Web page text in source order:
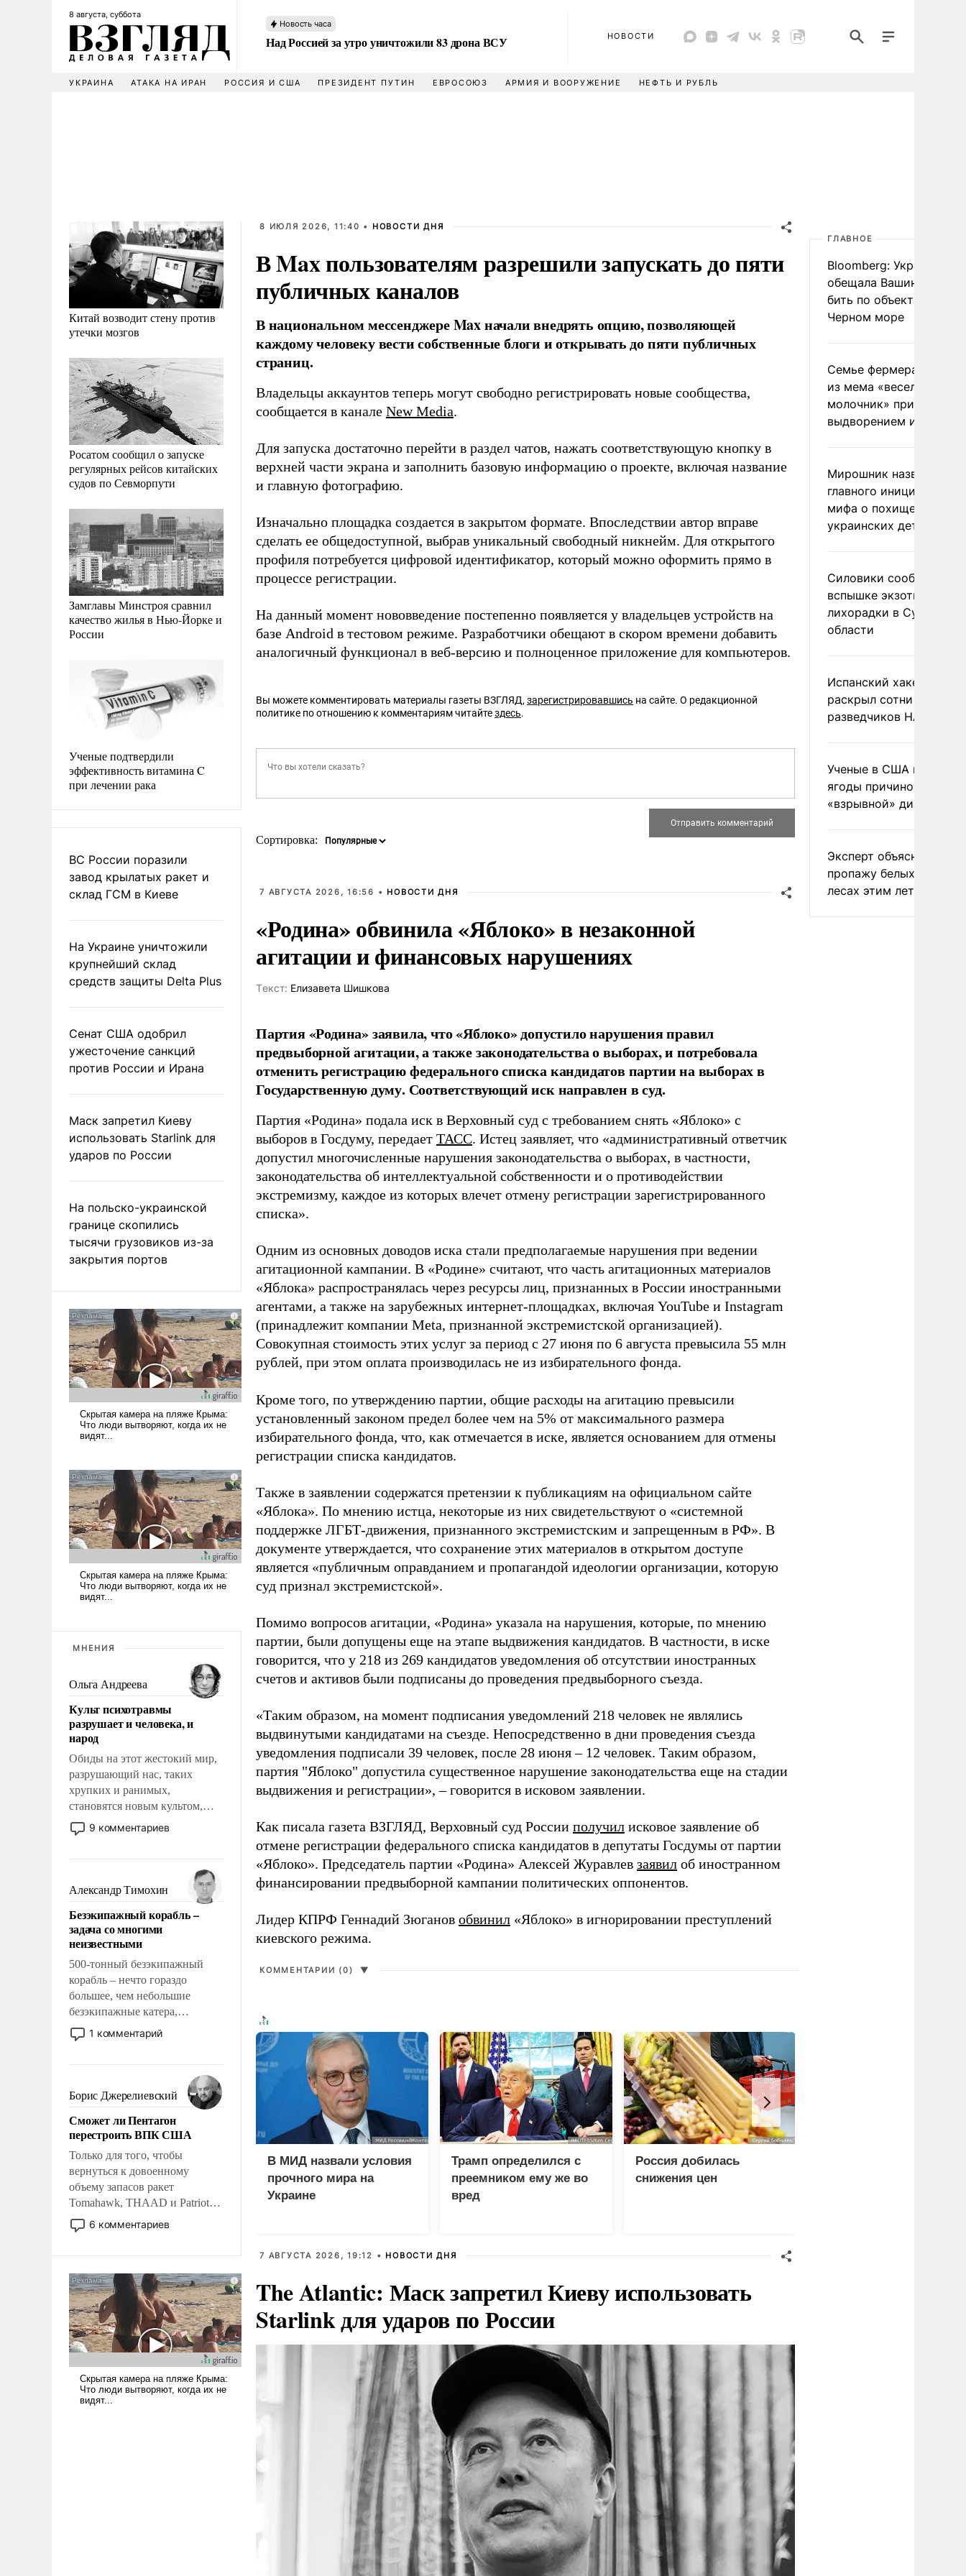
8 августа, суббота
Новость часа
Над Россией за утро уничтожили 83 дрона ВСУ НОВОСТИ
УКРАИНА АТАКА НА ИРАН РОССИЯ И США ПРЕЗИДЕНТ ПУТИН ЕВРОСОЮЗ АРМИЯ И ВООРУЖЕНИЕ НЕФТЬ И РУБЛЬ
Китай возводит стену против
утечки мозгов
Росатом сообщил о запуске
регулярных рейсов китайских
судов по Севморпути
Замглавы Минстроя сравнил
качество жилья в Нью-Йорке и
России
Ученые подтвердили
эффективность витамина C
при лечении рака
ВС России поразили
завод крылатых ракет и
склад ГСМ в Киеве
На Украине уничтожили
крупнейший склад
средств защиты Delta Plus
Сенат США одобрил
ужесточение санкций
против России и Ирана
Маск запретил Киеву
использовать Starlink для
ударов по России
На польско-украинской
границе скопились
тысячи грузовиков из-за
закрытия портов
МНЕНИЯ
Ольга Андреева
Культ психотравмы
разрушает и человека, и
народ
Обиды на этот жестокий мир,
разрушающий нас, таких
хрупких и ранимых,
становятся новым культом,
постепенно вытесняя и
отменяя традиционное
мужественным и твердым под
ударами судьбы, брать на себя
ответственность, помогать
слабым, идти вперед и
адаптироваться.
9 комментариев
Александр Тимохин
Безэкипажный корабль –
задача со многими
неизвестными
500-тонный безэкипажный
корабль – нечто гораздо
большее, чем небольшие
безэкипажные катера,
применение которых уже
стало обыденностью. Задача по
сложна и амбициозна. Однако
и ее реализация радикально
поднимет наши боевые
возможности.
1 комментарий
Борис Джерелиевский
Сможет ли Пентагон
перестроить ВПК США
Только для того, чтобы
вернуться к довоенному
объему запасов ракет
Tomahawk, THAAD и Patriot
США потребуется более трех
лет. Даже небольшая война с
Сложившаяся ситуация
означает многолетний период
уязвимости США, например,
перед Китаем.
6 комментариев
8 ИЮЛЯ 2026, 11:40 • НОВОСТИ ДНЯ
В Max пользователям разрешили запускать до пяти
публичных каналов
В национальном мессенджере Max начали внедрять опцию, позволяющей
каждому человеку вести собственные блоги и открывать до пяти публичных
страниц.
Владельцы аккаунтов теперь могут свободно регистрировать новые сообщества,
сообщается в канале New Media.
Для запуска достаточно перейти в раздел чатов, нажать соответствующую кнопку в
верхней части экрана и заполнить базовую информацию о проекте, включая название
и главную фотографию.
Изначально площадка создается в закрытом формате. Впоследствии автор вправе
сделать ее общедоступной, выбрав уникальный свободный никнейм. Для открытого
профиля потребуется цифровой идентификатор, который можно оформить прямо в
процессе регистрации.
На данный момент нововведение постепенно появляется у владельцев устройств на
базе Android в тестовом режиме. Разработчики обещают в скором времени добавить
аналогичный функционал в веб-версию и полноценное приложение для компьютеров.
Вы можете комментировать материалы газеты ВЗГЛЯД, зарегистрировавшись на сайте. О редакционной
политике по отношению к комментариям читайтездесь.
Сортировка:
7 АВГУСТА 2026, 16:56 • НОВОСТИ ДНЯ
«Родина» обвинила «Яблоко» в незаконной
агитации и финансовых нарушениях
Tекст: Елизавета Шишкова
Партия «Родина» заявила, что «Яблоко» допустило нарушения правил
предвыборной агитации, а также законодательства о выборах, и потребовала
отменить регистрацию федерального списка кандидатов партии на выборах в
Государственную думу. Соответствующий иск направлен в суд.
Партия «Родина» подала иск в Верховный суд с требованием снять «Яблоко» с
выборов в Госдуму, передает ТАСС. Истец заявляет, что «административный ответчик
допустил многочисленные нарушения законодательства о выборах, в частности,
законодательства об интеллектуальной собственности и о противодействии
экстремизму, каждое из которых влечет отмену регистрации зарегистрированного
списка».
Одним из основных доводов иска стали предполагаемые нарушения при ведении
агитационной кампании. В «Родине» считают, что часть агитационных материалов
«Яблока» распространялась через ресурсы лиц, признанных в России иностранными
агентами, а также на зарубежных интернет-площадках, включая YouTube и Instagram
(принадлежит компании Meta, признанной экстремистской организацией).
Совокупная стоимость этих услуг за период с 27 июня по 6 августа превысила 55 млн
рублей, при этом оплата производилась не из избирательного фонда.
Кроме того, по утверждению партии, общие расходы на агитацию превысили
установленный законом предел более чем на 5% от максимального размера
избирательного фонда, что, как отмечается в иске, является основанием для отмены
регистрации списка кандидатов.
Также в заявлении содержатся претензии к публикациям на официальном сайте
«Яблока». По мнению истца, некоторые из них свидетельствуют о «системной
поддержке ЛГБТ-движения, признанного экстремистским и запрещенным в РФ». В
документе утверждается, что сохранение этих материалов в открытом доступе
является «публичным оправданием и пропагандой идеологии организации, которую
суд признал экстремистской».
Помимо вопросов агитации, «Родина» указала на нарушения, которые, по мнению
партии, были допущены еще на этапе выдвижения кандидатов. В частности, в иске
говорится, что у 218 из 269 кандидатов уведомления об отсутствии иностранных
счетов и активов были подписаны до проведения предвыборного съезда.
«Таким образом, на момент подписания уведомлений 218 человек не являлись
выдвинутыми кандидатами на съезде. Непосредственно в дни проведения съезда
уведомления подписали 39 человек, после 28 июня – 12 человек. Таким образом,
партия "Яблоко" допустила существенное нарушение законодательства еще на стадии
выдвижения и регистрации», – говорится в исковом заявлении.
Как писала газета ВЗГЛЯД, Верховный суд России получил исковое заявление об
отмене регистрации федерального списка кандидатов в депутаты Госдумы от партии
«Яблоко». Председатель партии «Родина» Алексей Журавлев заявил об иностранном
финансировании предвыборной кампании политических оппонентов.
Лидер КПРФ Геннадий Зюганов обвинил «Яблоко» в игнорировании преступлений
киевского режима.
КОММЕНТАРИИ (0) ▼
В МИД назвали условия
прочного мира на
Украине
Трамп определился с
преемником ему же во
вред
Россия добилась
снижения цен
7 АВГУСТА 2026, 19:12 • НОВОСТИ ДНЯ
The Atlantic: Маск запретил Киеву использовать
Starlink для ударов по России
ГЛАВНОЕ
Bloomberg: Украина
обещала Вашингтону не
бить по объектам КТК в
Черном море
Семье фермера
из мема «веселый
молочник» пригрозили
выдворением из
Мирошник назвал
главного инициатора
мифа о похищении
украинских детей
Силовики сообщили о
вспышке экзотической
лихорадки в Сумской
области
Испанский хакер Хиль
раскрыл сотни
разведчиков НАТО и
Ученые в США назвали
ягоды причиной
«взрывной» диареи
Эксперт объяснил
пропажу белых грибов
лесах этим летом